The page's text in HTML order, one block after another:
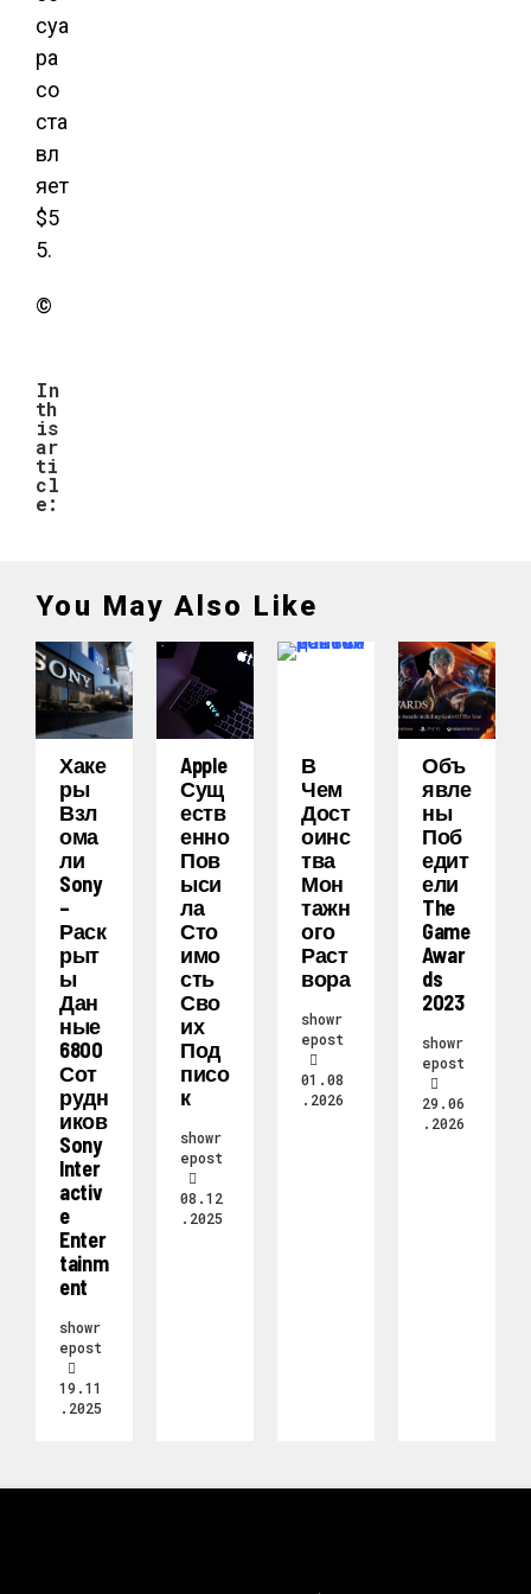
суа
ра
со
ста
вл
яет
$5
5.
©
In
th
is
ar
ti
cl
e:
You May Also Like
Хаке
Ры
Взл
Ома
Ли
Sony
–
Раск
Рыт
Ы
Дан
Ные
6800
Сот
Рудн
Иков
Sony
Inter
Activ
E
Enter
Tainm
Ent
showr
epost
19.11
.2025
Apple
Сущ
Еств
Енно
Пов
Ыси
Ла
Сто
Имо
Сть
Сво
Их
Под
Писо
К
showr
epost
08.12
.2025
В
Чем
Дост
Оинс
Тва
Мон
Тажн
Ого
Раст
Вора
showr
epost
01.08
.2026
Объ
Явле
Ны
Поб
Едит
Ели
The
Game
Awar
Ds
2023
showr
epost
29.06
.2026